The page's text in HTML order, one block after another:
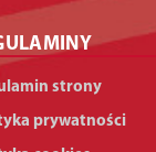
strony
prywatności